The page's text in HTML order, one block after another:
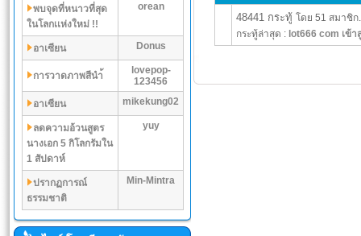
พบจุดที่หนาวที่สุด
ในโลกเเห่งใหม่ !!
orean
อาเซียน Donus
การวาดภาพสีนำ้
lovepop-
123456
อาเซียน
mikekung02
ลดความอ้วนสูตร
นางเอก 5 กิโลกรัมใน
1 สัปดาห์
yuy
ปรากฏการณ์
ธรรมชาติ
Min-Mintra
48441 กระทู้ โดย 51 สมาชิ
กระทู้ล่าสุด : lot666 com เข้